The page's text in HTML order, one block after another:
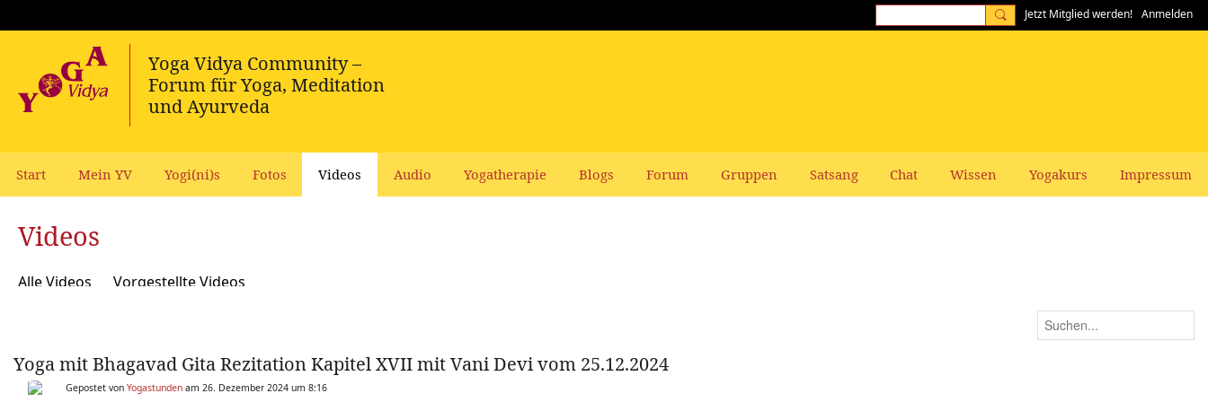
Jetzt Mitglied werden! Anmelden
Start Mein YV Yogi(ni)s Fotos Videos Audio Yogatherapie Blogs Forum Gruppen Satsang Chat Wissen Yogakurs Impressum
Videos
Alle Videos Vorgestellte Videos
Yoga mit Bhagavad Gita Rezitation Kapitel XVII mit Vani Devi vom 25.12.2024
Gepostet von Yogastunden am 26. Dezember 2024 um 8:16